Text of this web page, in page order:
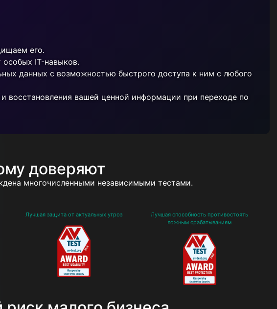
его.
особых IT-навыков.
данных с возможностью быстрого доступа к ним с любого
восстановления вашей ценной информации при переходе по
доверяют
многочисленными независимыми тестами.
Лучшая защита от актуальных угроз
Лучшая способность противостоять
ложным срабатываниям